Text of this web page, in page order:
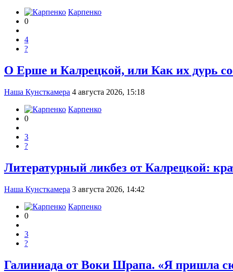
Карпенко
0
4
?
О Ерше и Калрецкой, или Как их дурь
Наша Кунсткамера 4 августа 2026, 15:18
Карпенко
0
3
?
Литературный ликбез от Калрецкой:
Наша Кунсткамера 3 августа 2026, 14:42
Карпенко
0
3
?
Галиниада от Воки Шрапа. «Я пришла